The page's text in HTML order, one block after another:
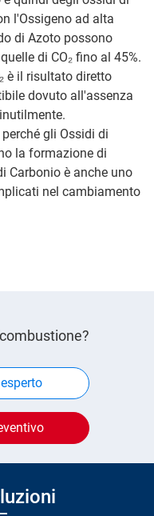
l'Ossigeno ad alta
di Azoto possono
di CO₂ fino al 45%.
è il risultato diretto
dovuto all'assenza
gli Ossidi di
la formazione di
Carbonio è anche uno
nel cambiamento